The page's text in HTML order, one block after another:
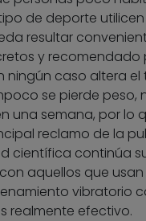
de deporte
resultar
y recomendado
ningún caso altera el
se pierde peso,
una semana, por lo
reclamo de la
científica continúa
aquellos que
vibratorio
realmente efectivo.